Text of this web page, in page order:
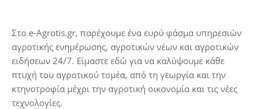
Στο e-Agrotis.gr, παρέχουμε ένα ευρύ φάσμα υπηρεσιών
αγροτικής ενημέρωσης, αγροτικών νέων και αγροτικών
ειδήσεων 24/7. Είμαστε εδώ για να καλύψουμε κάθε
πτυχή του αγροτικού τομέα, από τη γεωργία και την
κτηνοτροφία μέχρι την αγροτική οικονομία και τις νέες
τεχνολογίες.